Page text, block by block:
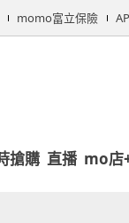
momo富立保險
搶購 直播 mo店